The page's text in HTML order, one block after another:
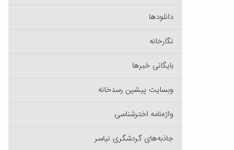
دانلودها
نگارخانه
بایگانی خبرها
وبسایت پیشین رسدخانه
واژه‌نامه اخترشناسی
جاذبه‌های گردشگری نیاسر